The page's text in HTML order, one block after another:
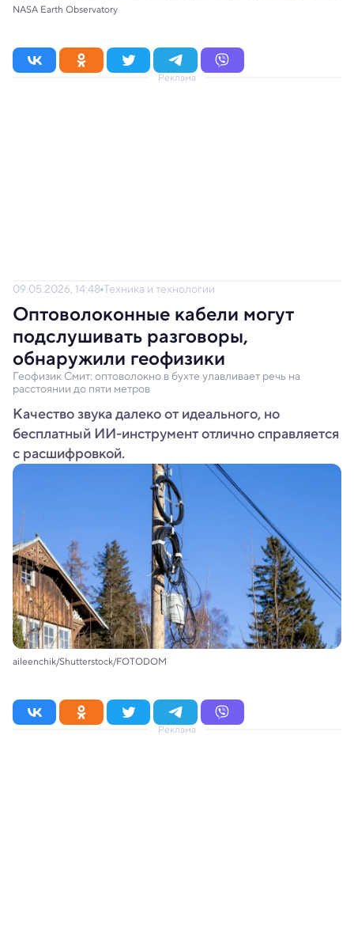
NASA Earth Observatory
Реклама
09.05.2026, 14:48 Техника и технологии
Оптоволоконные кабели могут
подслушивать разговоры,
обнаружили геофизики
Геофизик Смит: оптоволокно в бухте улавливает речь на
расстоянии до пяти метров
Качество звука далеко от идеального, но
бесплатный ИИ-инструмент отлично справляется
с расшифровкой.
aileenchik/Shutterstock/FOTODOM
Реклама